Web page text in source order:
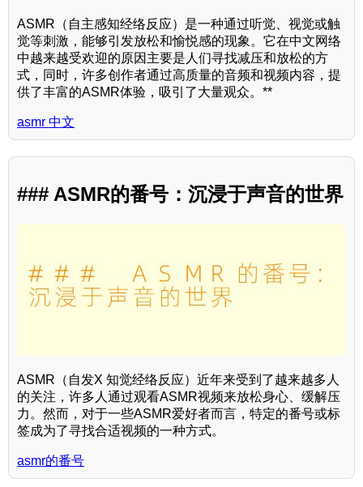
ASMR（自主感知经络反应）是一种通过听觉、视觉或触
觉等刺激，能够引发放松和愉悦感的现象。它在中文网络
中越来越受欢迎的原因主要是人们寻找减压和放松的方
式，同时，许多创作者通过高质量的音频和视频内容，提
供了丰富的ASMR体验，吸引了大量观众。**
asmr 中文
### ASMR的番号：沉浸于声音的世界
ASMR（自发X 知觉经络反应）近年来受到了越来越多人
的关注，许多人通过观看ASMR视频来放松身心、缓解压
力。然而，对于一些ASMR爱好者而言，特定的番号或标
签成为了寻找合适视频的一种方式。
asmr的番号